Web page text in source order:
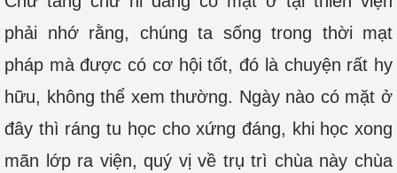
phải nhớ rằng, chúng ta sống trong thời mạt
pháp mà được có cơ hội tốt, đó là chuyện rất hy
hữu, không thể xem thường. Ngày nào có mặt ở
đây thì ráng tu học cho xứng đáng, khi học xong
mãn lớp ra viện, quý vị về trụ trì chùa này chùa